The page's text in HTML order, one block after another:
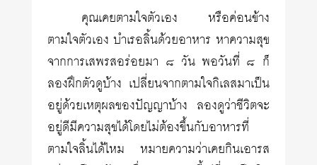
คุณเคยตามใจตัวเอง หรือค่อนข้าง
ตามใจตัวเอง บำเรอลิ้นด้วยอาหาร หาความสุข
จากการเสพรสอร่อยมา ๘ วัน พอวันที่ ๘ ก็
ลองฝึกตัวดูบ้าง เปลี่ยนจากตามใจกิเลสมาเป็น
อยู่ด้วยเหตุผลของปัญญาบ้าง ลองดูว่าชีวิตจะ
อยู่ดีมีความสุขได้โดยไม่ต้องขึ้นกับอาหารที่
ตามใจลิ้นได้ไหม หมายความว่าเคยกินเอารส